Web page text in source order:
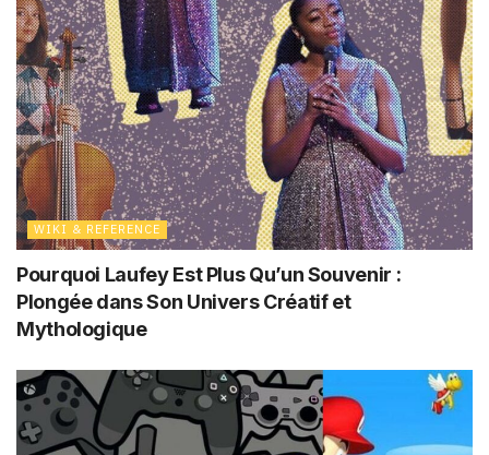
WIKI & REFERENCE
Pourquoi Laufey Est Plus Qu’un Souvenir :
Plongée dans Son Univers Créatif et
Mythologique